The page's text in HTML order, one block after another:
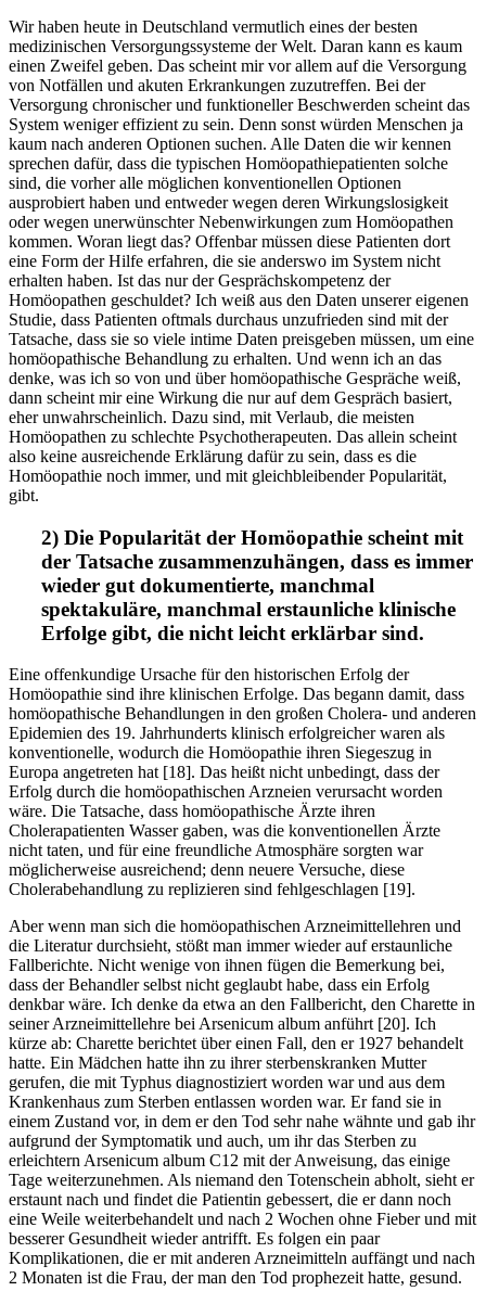
Wir haben heute in Deutschland vermutlich eines der besten
medizinischen Versorgungssysteme der Welt. Daran kann es kaum
einen Zweifel geben. Das scheint mir vor allem auf die Versorgung
von Notfällen und akuten Erkrankungen zuzutreffen. Bei der
Versorgung chronischer und funktioneller Beschwerden scheint das
System weniger effizient zu sein. Denn sonst würden Menschen ja
kaum nach anderen Optionen suchen. Alle Daten die wir kennen
sprechen dafür, dass die typischen Homöopathiepatienten solche
sind, die vorher alle möglichen konventionellen Optionen
ausprobiert haben und entweder wegen deren Wirkungslosigkeit
oder wegen unerwünschter Nebenwirkungen zum Homöopathen
kommen. Woran liegt das? Offenbar müssen diese Patienten dort
eine Form der Hilfe erfahren, die sie anderswo im System nicht
erhalten haben. Ist das nur der Gesprächskompetenz der
Homöopathen geschuldet? Ich weiß aus den Daten unserer eigenen
Studie, dass Patienten oftmals durchaus unzufrieden sind mit der
Tatsache, dass sie so viele intime Daten preisgeben müssen, um eine
homöopathische Behandlung zu erhalten. Und wenn ich an das
denke, was ich so von und über homöopathische Gespräche weiß,
dann scheint mir eine Wirkung die nur auf dem Gespräch basiert,
eher unwahrscheinlich. Dazu sind, mit Verlaub, die meisten
Homöopathen zu schlechte Psychotherapeuten. Das allein scheint
also keine ausreichende Erklärung dafür zu sein, dass es die
Homöopathie noch immer, und mit gleichbleibender Popularität,
gibt.
2) Die Popularität der Homöopathie scheint mit
der Tatsache zusammenzuhängen, dass es immer
wieder gut dokumentierte, manchmal
spektakuläre, manchmal erstaunliche klinische
Erfolge gibt, die nicht leicht erklärbar sind.
Eine offenkundige Ursache für den historischen Erfolg der
Homöopathie sind ihre klinischen Erfolge. Das begann damit, dass
homöopathische Behandlungen in den großen Cholera- und anderen
Epidemien des 19. Jahrhunderts klinisch erfolgreicher waren als
konventionelle, wodurch die Homöopathie ihren Siegeszug in
Europa angetreten hat [18]. Das heißt nicht unbedingt, dass der
Erfolg durch die homöopathischen Arzneien verursacht worden
wäre. Die Tatsache, dass homöopathische Ärzte ihren
Cholerapatienten Wasser gaben, was die konventionellen Ärzte
nicht taten, und für eine freundliche Atmosphäre sorgten war
möglicherweise ausreichend; denn neuere Versuche, diese
Cholerabehandlung zu replizieren sind fehlgeschlagen [19].
Aber wenn man sich die homöopathischen Arzneimittellehren und
die Literatur durchsieht, stößt man immer wieder auf erstaunliche
Fallberichte. Nicht wenige von ihnen fügen die Bemerkung bei,
dass der Behandler selbst nicht geglaubt habe, dass ein Erfolg
denkbar wäre. Ich denke da etwa an den Fallbericht, den Charette in
seiner Arzneimittellehre bei Arsenicum album anführt [20]. Ich
kürze ab: Charette berichtet über einen Fall, den er 1927 behandelt
hatte. Ein Mädchen hatte ihn zu ihrer sterbenskranken Mutter
gerufen, die mit Typhus diagnostiziert worden war und aus dem
Krankenhaus zum Sterben entlassen worden war. Er fand sie in
einem Zustand vor, in dem er den Tod sehr nahe wähnte und gab ihr
aufgrund der Symptomatik und auch, um ihr das Sterben zu
erleichtern Arsenicum album C12 mit der Anweisung, das einige
Tage weiterzunehmen. Als niemand den Totenschein abholt, sieht er
erstaunt nach und findet die Patientin gebessert, die er dann noch
eine Weile weiterbehandelt und nach 2 Wochen ohne Fieber und mit
besserer Gesundheit wieder antrifft. Es folgen ein paar
Komplikationen, die er mit anderen Arzneimitteln auffängt und nach
2 Monaten ist die Frau, der man den Tod prophezeit hatte, gesund.